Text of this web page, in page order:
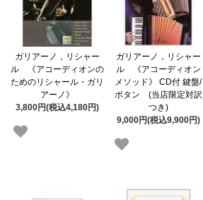
ガリアーノ，リシャー
ル 《アコーディオンの
ためのリシャール・ガリ
アーノ》
3,800円(税込4,180円)
ガリアーノ，リシャー
ル 《アコーディオン
メソッド》 CD付 鍵盤/
ボタン (当店限定対訳
つき)
9,000円(税込9,900円)